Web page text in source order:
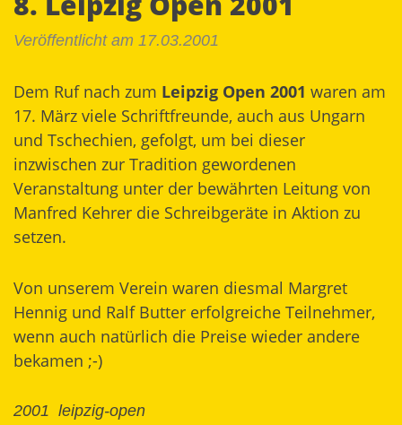
Veröffentlicht am 17.03.2001
Dem Ruf nach zum Leipzig Open 2001 waren am
17. März viele Schriftfreunde, auch aus Ungarn
und Tschechien, gefolgt, um bei dieser
inzwischen zur Tradition gewordenen
Veranstaltung unter der bewährten Leitung von
Manfred Kehrer die Schreibgeräte in Aktion zu
setzen.
Von unserem Verein waren diesmal Margret
Hennig und Ralf Butter erfolgreiche Teilnehmer,
wenn auch natürlich die Preise wieder andere
bekamen ;-)
2001 leipzig-open